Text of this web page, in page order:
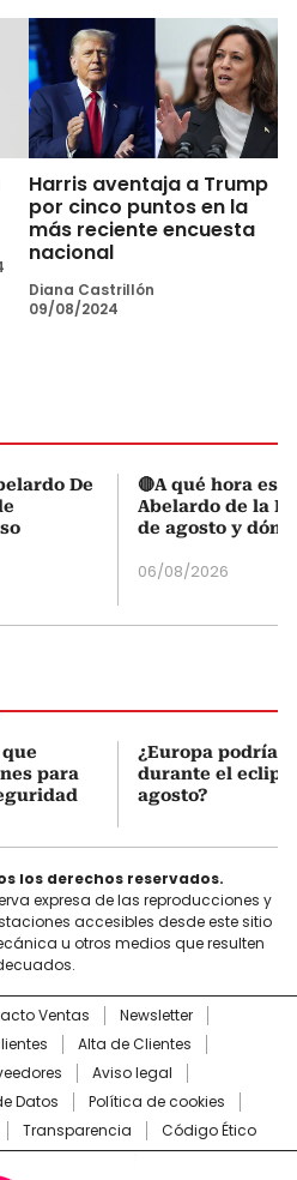
Harris aventaja a Trump
por cinco puntos en la
más reciente encuesta
nacional
Diana Castrillón
09/08/2024
De
🔴A qué hora es
Abelardo de la
de agosto y
06/08/2026
para
¿Europa podría
durante el
agosto?
los derechos reservados.
expresa de las reproducciones y
accesibles desde este sitio
u otros medios que resulten
Ventas
Newsletter
Alta de Clientes
Aviso legal
Datos
Política de cookies
Transparencia Código Ético